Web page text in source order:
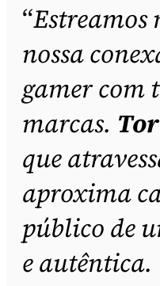
“Estreamos
nossa
gamer com
marcas.
que
aproxima
público de
e autêntica.